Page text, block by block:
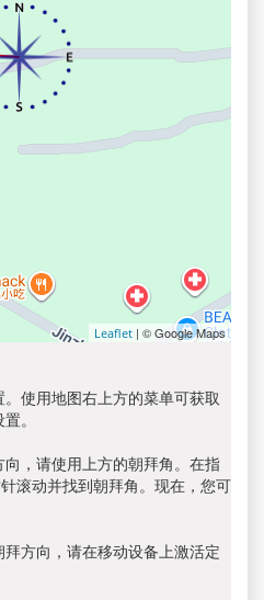
Leaflet | © Google Maps
使用地图右上方的菜单可获取
。
，请使用上方的朝拜角。在指
滚动并找到朝拜角。现在，您可
方向，请在移动设备上激活定